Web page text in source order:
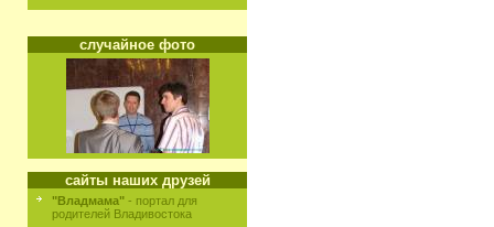
случайное фото
сайты наших друзей
"Владмама" - портал для
родителей Владивостока